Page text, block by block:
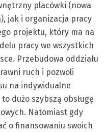
placówki (nowa
jak i organizacja pracy
projektu, który ma na
pracy we wszystkich
Przebudowa oddziału
ruch i pozwoli
na indywidualne
dużo szybszą obsługę
Natomiast gdy
o finansowaniu swoich